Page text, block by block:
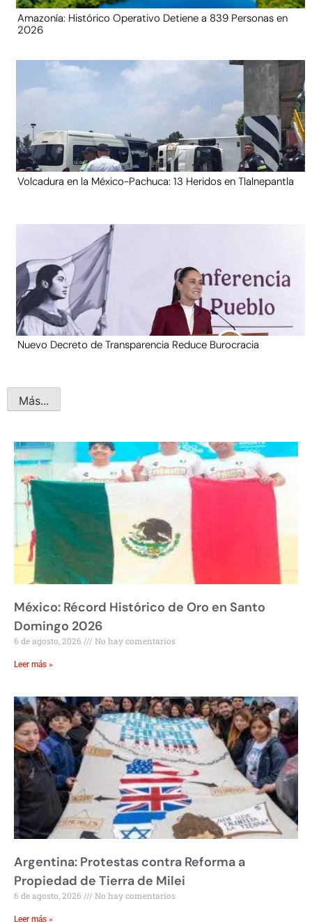
Amazonía: Histórico Operativo Detiene a 839 Personas en
2026
Volcadura en la México-Pachuca: 13 Heridos en Tlalnepantla
Nuevo Decreto de Transparencia Reduce Burocracia
Más...
México: Récord Histórico de Oro en Santo
Domingo 2026
6 de agosto, 2026 No hay comentarios
Leer más »
Argentina: Protestas contra Reforma a
Propiedad de Tierra de Milei
6 de agosto, 2026 No hay comentarios
Leer más »